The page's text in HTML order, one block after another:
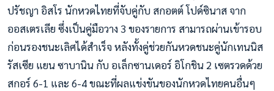
ปรัชญา อิสโร นักหวดไทยที่จับคู่กับ สกอตต์ โปด์ซินาส จาก
ออสเตรเลีย ซึ่งเป็นคู่มือวาง 3 ของรายการ สามารถผ่านเข้ารอบ
ก่อนรองชนะเลิศได้สำเร็จ หลังทั้งคู่ช่วยกันหวดชนะคู่นักเทนนิส
รัสเซีย แยน ซาบานิน กับ อเล็กซานเดอร์ อิโกชิน 2 เซตรวดด้วย
สกอร์ 6-1 และ 6-4 ขณะที่ผลแข่งขันของนักหวดไทยคนอื่นๆ